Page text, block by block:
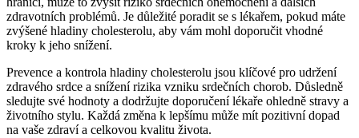
zdravotních problémů. Je důležité poradit se s lékařem, pokud máte
zvýšené hladiny cholesterolu, aby ‌vám ​mohl doporučit⁢ vhodné ​
kroky k jeho⁢ snížení.
Prevence a kontrola ⁤hladiny cholesterolu​ jsou klíčové pro udržení
zdravého srdce a ⁢snížení rizika ​vzniku srdečních chorob. Důsledně⁣
sledujte⁢ své hodnoty a dodržujte doporučení lékaře ohledně stravy a
⁤životního stylu. ⁤Každá změna k lepšímu může mít pozitivní‍ dopad⁢
na vaše zdraví a celkovou kvalitu života.